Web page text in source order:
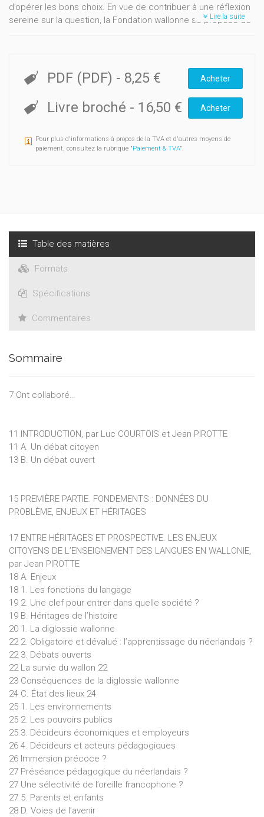
d’opérer les bons choix. En vue de contribuer à une réflexion
sereine sur la question, la Fondation wallonne se propose de
citoyens engagés, non pas dans la perspective illusoire de
les mettre d’accord, mais pour manifester la diversité des
enjeux et établir des bilans aussi clairs que possible sur les
avantages et les inconvénients des diverses solutions
L’objectif n’est pas de préconiser une solution unique valable
pour l’ensemble des Wallons des toutes les sous-régions.
belgicaine » dans un État belge qui s’est régionalisé, hantise
seul parti pris est celui d’éclairer afin de suggérer le mieux
Lire la suite
PDF (PDF) - 8,25 € Acheter
Livre broché - 16,50 € Acheter
Pour plus d'informations à propos de la TVA et d'autres moyens de
paiement, consultez la rubrique "Paiement & TVA".
Table des matières
Formats
Spécifications
Commentaires
Sommaire
7 Ont collaboré…
11 INTRODUCTION, par Luc COURTOIS et Jean PIROTTE
11 A. Un débat citoyen
13 B. Un débat ouvert
15 PREMIÈRE PARTIE. FONDEMENTS : DONNÉES DU
PROBLÈME, ENJEUX ET HÉRITAGES
17 ENTRE HÉRITAGES ET PROSPECTIVE. LES ENJEUX
CITOYENS DE L’ENSEIGNEMENT DES LANGUES EN WALLONIE,
par Jean PIROTTE
18 A. Enjeux
18 1. Les fonctions du langage
19 2. Une clef pour entrer dans quelle société ?
19 B. Héritages de l’histoire
20 1. La diglossie wallonne
22 2. Obligatoire et dévalué : l’apprentissage du néerlandais ?
22 3. Débats ouverts
22 La survie du wallon 22
23 Conséquences de la diglossie wallonne
24 C. État des lieux 24
25 1. Les environnements
25 2. Les pouvoirs publics
25 3. Décideurs économiques et employeurs
26 4. Décideurs et acteurs pédagogiques
26 Immersion précoce ?
27 Préséance pédagogique du néerlandais ?
27 Une sélectivité de l’oreille francophone ?
27 5. Parents et enfants
28 D. Voies de l’avenir